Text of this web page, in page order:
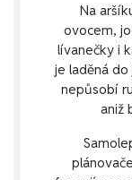
Na
ovocem,
lívanečky i
je laděná
nepůsobí
aniž